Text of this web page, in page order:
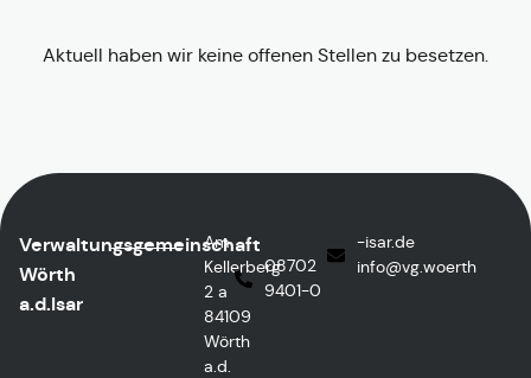
Aktuell haben wir keine offenen Stellen zu besetzen.
Verwaltungsgemeinschaft
Wörth
a.d.Isar
Am
Kellerberg
2 a
84109
Wörth
a.d.
08702
9401-0
ed.rasi-
htreow.gv
@ofni